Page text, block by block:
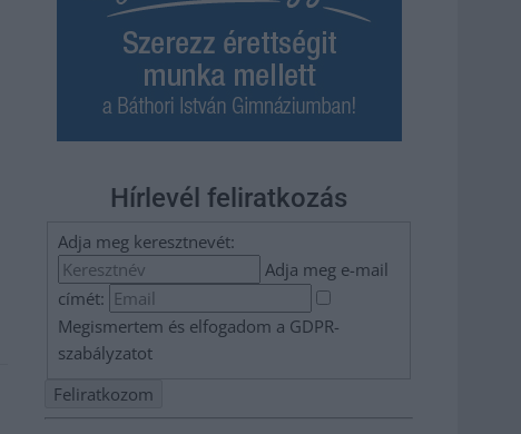
Hírlevél feliratkozás
Adja meg keresztnevét:
Adja meg e-mail
címét:
Megismertem és elfogadom a GDPR-
szabályzatot